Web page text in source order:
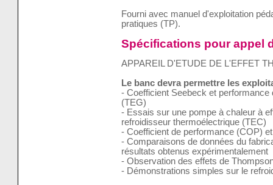
Fourni avec manuel d'exploitation
pratiques (TP).
Spécifications pour appel
APPAREIL D'ETUDE DE L'EFFET
Le banc devra permettre les
- Coefficient Seebeck et
(TEG)
- Essais sur une pompe à chaleur à
refroidisseur thermoélectrique (TEC)
- Coefficient de performance (COP)
- Comparaisons de données du
résultats obtenus expérimentalement
- Observation des effets de
- Démonstrations simples sur le